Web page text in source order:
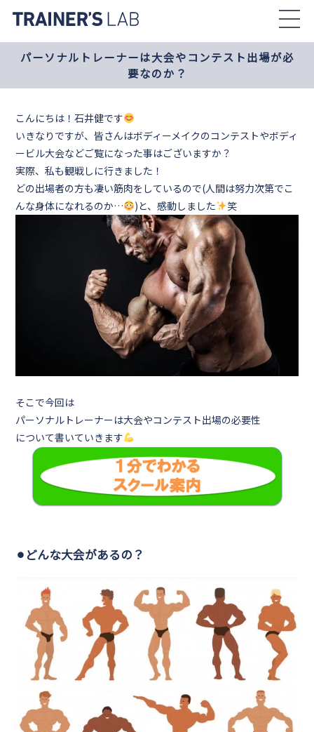
the
contentパーソナルトレーナーは大会やコンテスト出場が必
要なのか？
こんにちは！石井健です
いきなりですが、皆さんはボディーメイクのコンテストやボディ
ービル大会などご覧になった事はございますか？
実際、私も観戦しに行きました！
どの出場者の方も凄い筋肉をしているので(人間は努力次第でこ
んな身体になれるのか…
)と、感動しました 笑
そこで今回は
パーソナルトレーナーは大会やコンテスト出場の必要性
について書いていきます
⚫︎どんな大会があるの？